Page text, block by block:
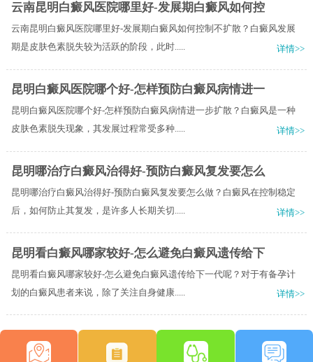
云南昆明白癜风医院哪里好-发展期白癜风如何控
云南昆明白癜风医院哪里好-发展期白癜风如何控制不扩散？白癜风发展
期是皮肤色素脱失较为活跃的阶段，此时.....
详情>>
昆明白癜风医院哪个好-怎样预防白癜风病情进一
昆明白癜风医院哪个好-怎样预防白癜风病情进一步扩散？白癜风是一种
皮肤色素脱失现象，其发展过程常受多种.....
详情>>
昆明哪治疗白癜风治得好-预防白癜风复发要怎么
昆明哪治疗白癜风治得好-预防白癜风复发要怎么做？白癜风在控制稳定
后，如何防止其复发，是许多人长期关切.....
详情>>
昆明看白癜风哪家较好-怎么避免白癜风遗传给下
昆明看白癜风哪家较好-怎么避免白癜风遗传给下一代呢？对于有备孕计
划的白癜风患者来说，除了关注自身健康.....
详情>>